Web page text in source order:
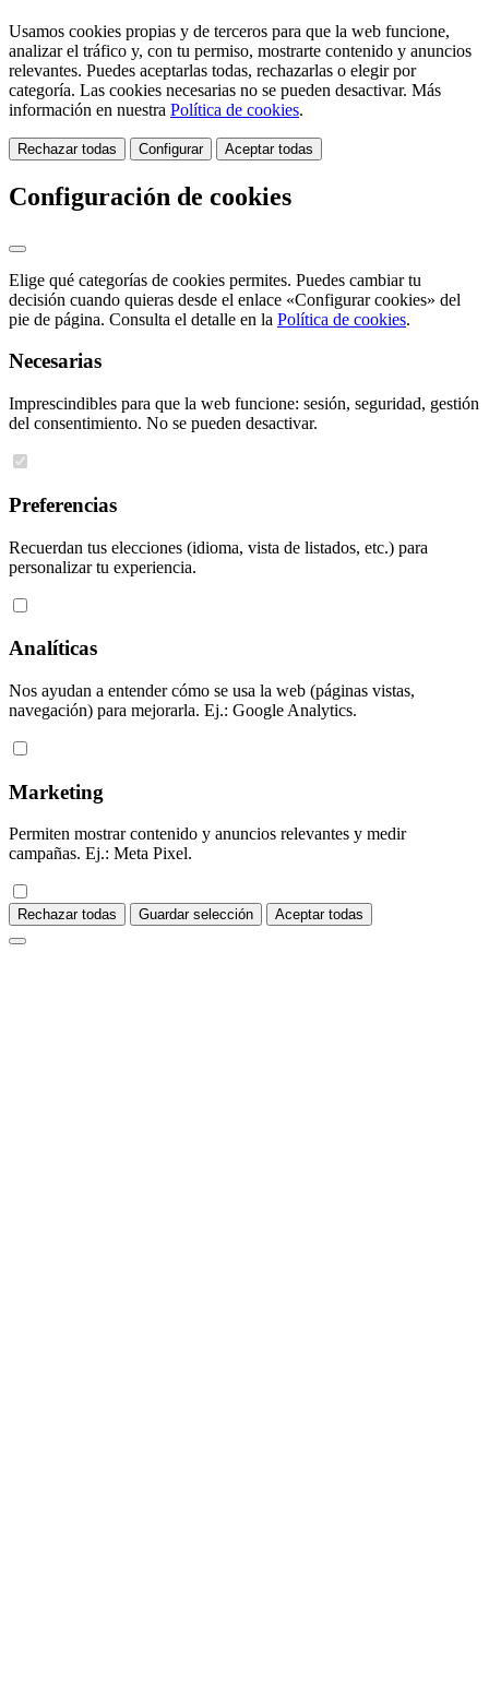
Usamos cookies propias y de terceros para que la web funcione,
analizar el tráfico y, con tu permiso, mostrarte contenido y anuncios
relevantes. Puedes aceptarlas todas, rechazarlas o elegir por
categoría. Las cookies necesarias no se pueden desactivar. Más
información en nuestra Política de cookies.
Rechazar todas Configurar Aceptar todas
Configuración de cookies
Elige qué categorías de cookies permites. Puedes cambiar tu
decisión cuando quieras desde el enlace «Configurar cookies» del
pie de página. Consulta el detalle en la Política de cookies.
Necesarias
Imprescindibles para que la web funcione: sesión, seguridad, gestión
del consentimiento. No se pueden desactivar.
Preferencias
Recuerdan tus elecciones (idioma, vista de listados, etc.) para
personalizar tu experiencia.
Analíticas
Nos ayudan a entender cómo se usa la web (páginas vistas,
navegación) para mejorarla. Ej.: Google Analytics.
Marketing
Permiten mostrar contenido y anuncios relevantes y medir
campañas. Ej.: Meta Pixel.
Rechazar todas Guardar selección Aceptar todas